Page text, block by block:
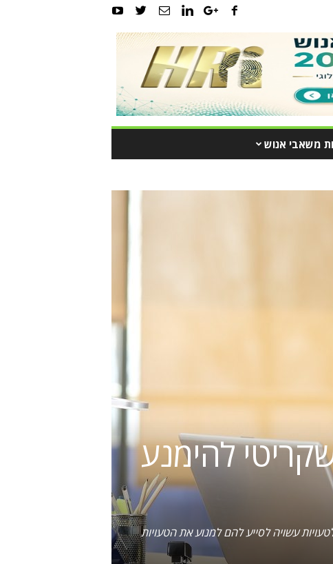
משאבי אנוש
להימנע
עשויה לסייע להם למנוע את הטעויות